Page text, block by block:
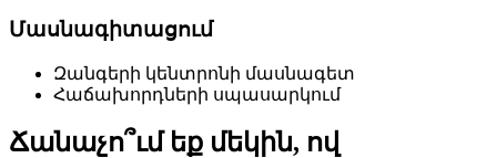
Մասնագիտացում
Զանգերի կենտրոնի մասնագետ
Հաճախորդների սպասարկում
Ճանաչո՞ւմ եք մեկին, ով